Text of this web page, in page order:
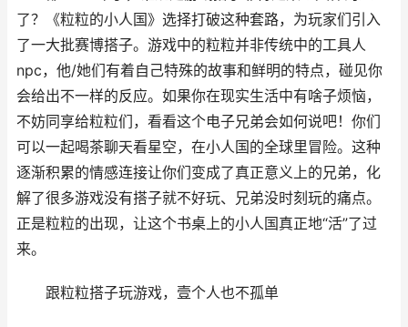
了？《粒粒的小人国》选择打破这种套路，为玩家们引入
了一大批赛博搭子。游戏中的粒粒并非传统中的工具人
npc，他/她们有着自己特殊的故事和鲜明的特点，碰见你
会给出不一样的反应。如果你在现实生活中有啥子烦恼，
不妨同享给粒粒们，看看这个电子兄弟会如何说吧！你们
可以一起喝茶聊天看星空，在小人国的全球里冒险。这种
逐渐积累的情感连接让你们变成了真正意义上的兄弟，化
解了很多游戏没有搭子就不好玩、兄弟没时刻玩的痛点。
正是粒粒的出现，让这个书桌上的小人国真正地“活”了过
来。
跟粒粒搭子玩游戏，壹个人也不孤单